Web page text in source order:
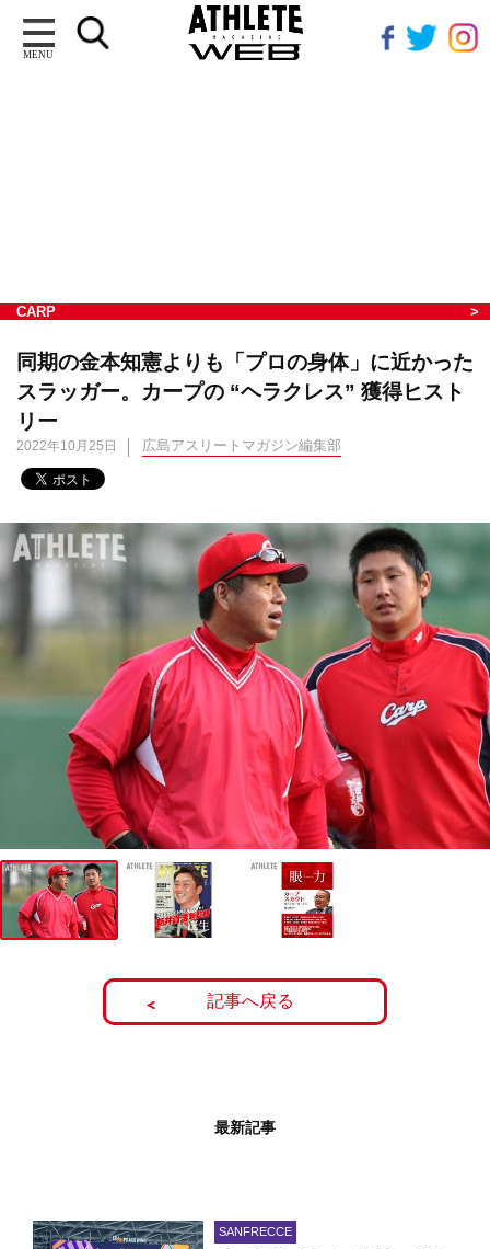
MENU
CARP
同期の金本知憲よりも「プロの身体」に近かった
スラッガー。カープの “ヘラクレス” 獲得ヒスト
リー
2022年10月25日 広島アスリートマガジン編集部
記事へ戻る
最新記事
SANFRECCE